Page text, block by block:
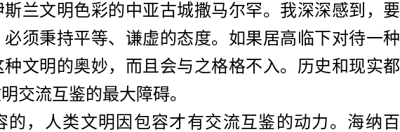
兰文明色彩的中亚古城撒马尔罕。我深深感到，要
须秉持平等、谦虚的态度。如果居高临下对待一种
文明的奥妙，而且会与之格格不入。历史和现实都
交流互鉴的最大障碍。
的，人类文明因包容才有交流互鉴的动力。海纳百